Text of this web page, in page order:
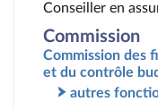
Conseiller en
Commission
Commission des
et du contrôle
autres